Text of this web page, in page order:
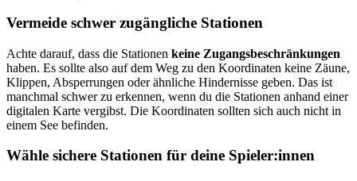
Vermeide schwer zugängliche Stationen
Achte darauf, dass die Stationen keine Zugangsbeschränkungen
haben. Es sollte also auf dem Weg zu den Koordinaten keine Zäune,
Klippen, Absperrungen oder ähnliche Hindernisse geben. Das ist
manchmal schwer zu erkennen, wenn du die Stationen anhand einer
digitalen Karte vergibst. Die Koordinaten sollten sich auch nicht in
einem See befinden.
Wähle sichere Stationen für deine Spieler:innen